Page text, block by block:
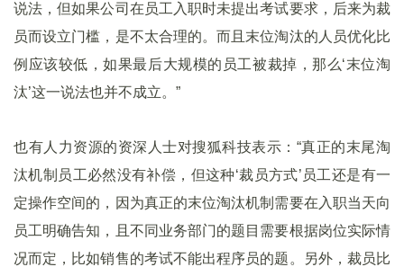
说法，但如果公司在员工入职时未提出考试要求，后来为裁
员而设立门槛，是不太合理的。而且末位淘汰的人员优化比
例应该较低，如果最后大规模的员工被裁掉，那么‘末位淘
汰’这一说法也并不成立。”
也有人力资源的资深人士对搜狐科技表示：“真正的末尾淘
汰机制员工必然没有补偿，但这种‘裁员方式’员工还是有一
定操作空间的，因为真正的末位淘汰机制需要在入职当天向
员工明确告知，且不同业务部门的题目需要根据岗位实际情
况而定，比如销售的考试不能出程序员的题。另外，裁员比